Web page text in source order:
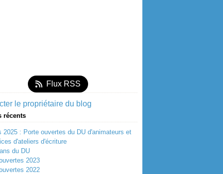
Flux RSS
le propriétaire du blog
récents
2025 : Porte ouvertes du DU d'animateurs et
d'ateliers d'écriture
du DU
2023
2022